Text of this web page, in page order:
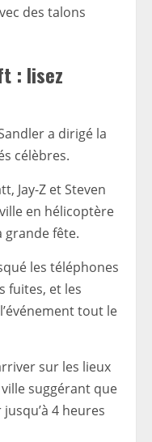
des talons
: lisez
a dirigé la
célèbres.
Jay-Z et Steven
en hélicoptère
grande fête.
les téléphones
fuites, et les
tout le
sur les lieux
suggérant que
4 heures